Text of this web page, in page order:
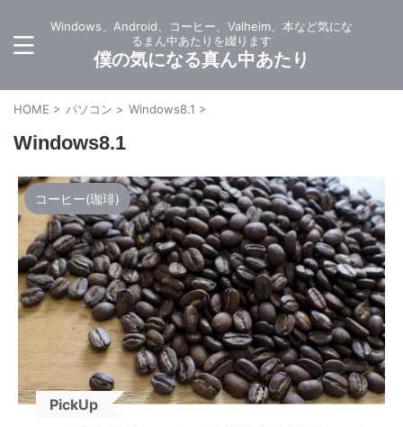
Windows、Android、コーヒー、Valheim、本など気にな
るまん中あたりを綴ります
僕の気になる真ん中あたり
HOME > パソコン > Windows8.1 >
Windows8.1
コーヒー(珈琲)
PickUp